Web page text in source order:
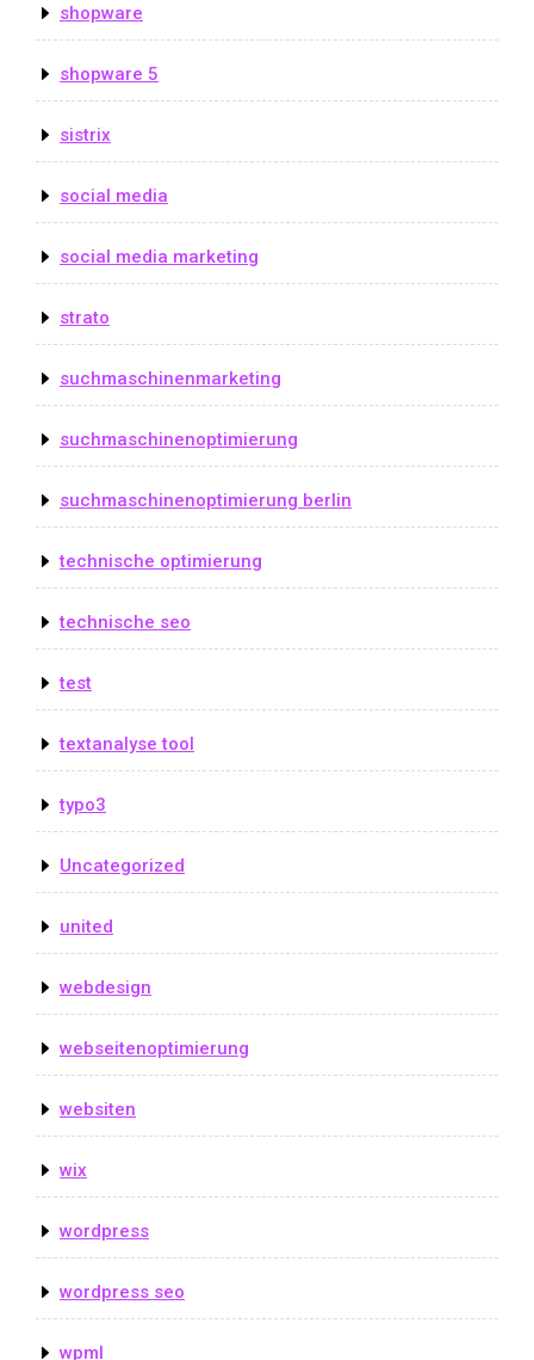
shopware
shopware 5
sistrix
social media
social media marketing
strato
suchmaschinenmarketing
suchmaschinenoptimierung
suchmaschinenoptimierung berlin
technische optimierung
technische seo
test
textanalyse tool
typo3
Uncategorized
united
webdesign
webseitenoptimierung
websiten
wix
wordpress
wordpress seo
wpml